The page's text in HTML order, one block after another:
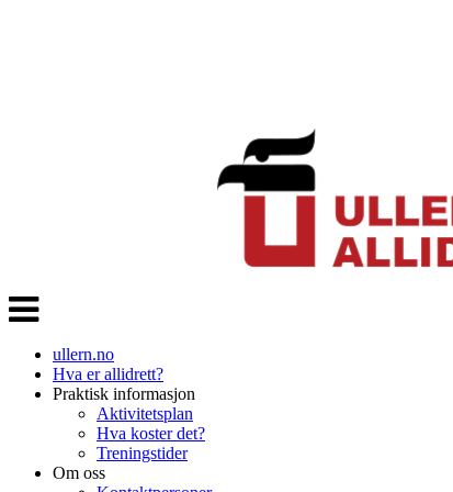
Veksle
navigasjon
ullern.no
Hva er allidrett?
Praktisk informasjon
Aktivitetsplan
Hva koster det?
Treningstider
Om oss